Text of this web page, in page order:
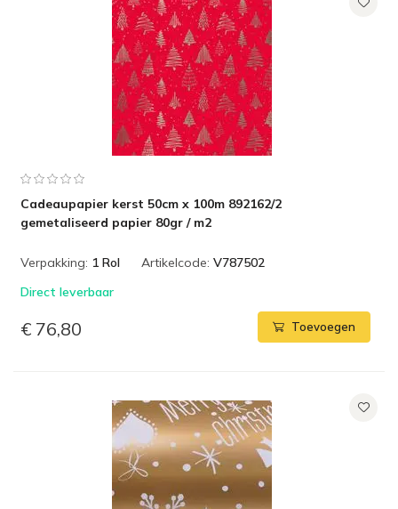
Cadeaupapier kerst 50cm x 100m 892162/2
gemetaliseerd papier 80gr / m2
Verpakking: 1 Rol Artikelcode: V787502
Direct leverbaar
€ 76,80 Toevoegen